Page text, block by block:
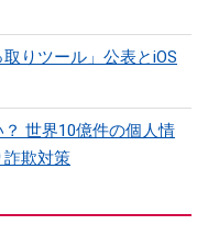
りツール」公表とiOS
世界10億件の個人情
欺対策